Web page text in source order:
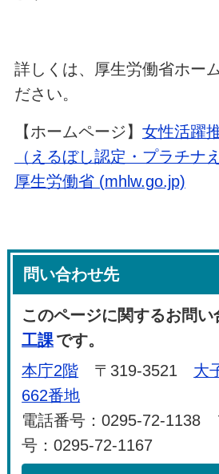
詳しくは、厚生労働省ホー
ださい。
【ホームページ】 女性活躍
（えるぼし認定・プラチナ
厚生労働省 (mhlw.go.jp)
問い合わせ先
このページに関するお問い
工課です。
本庁2階 〒319-3521 大
662番地
電話番号：0295-72-1138
号：0295-72-1167